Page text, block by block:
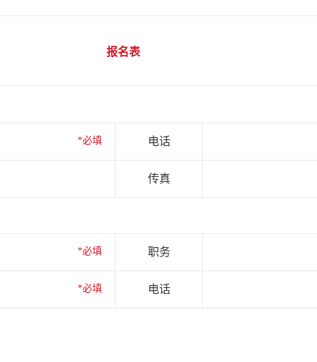
报名表
*必填 电话
传真
*必填 职务
*必填 电话